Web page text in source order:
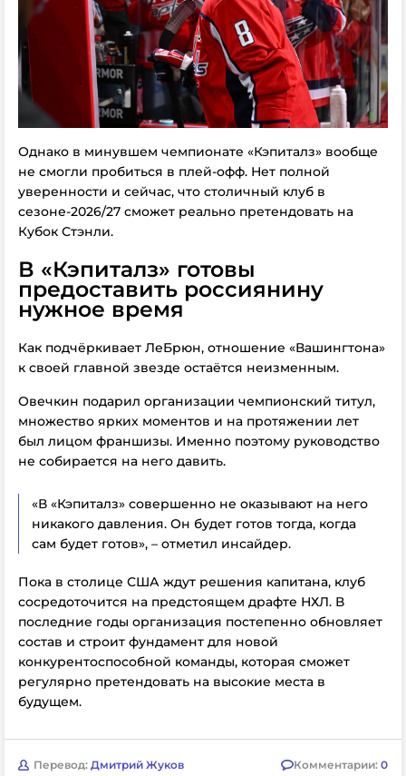
Однако в минувшем чемпионате «Кэпиталз» вообще
не смогли пробиться в плей-офф. Нет полной
уверенности и сейчас, что столичный клуб в
сезоне-2026/27 сможет реально претендовать на
Кубок Стэнли.
В «Кэпиталз» готовы
предоставить россиянину
нужное время
Как подчёркивает ЛеБрюн, отношение «Вашингтона»
к своей главной звезде остаётся неизменным.
Овечкин подарил организации чемпионский титул,
множество ярких моментов и на протяжении лет
был лицом франшизы. Именно поэтому руководство
не собирается на него давить.
«В «Кэпиталз» совершенно не оказывают на него
никакого давления. Он будет готов тогда, когда
сам будет готов», – отметил инсайдер.
Пока в столице США ждут решения капитана, клуб
сосредоточится на предстоящем драфте НХЛ. В
последние годы организация постепенно обновляет
состав и строит фундамент для новой
конкурентоспособной команды, которая сможет
регулярно претендовать на высокие места в
будущем.
Перевод: Дмитрий Жуков Комментарии: 0